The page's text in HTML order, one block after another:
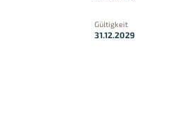
Gültigkeit
31.12.2029